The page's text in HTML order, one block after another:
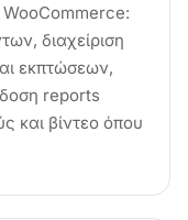
διαχείριση
εκπτώσεων,
reports
και βίντεο όπου